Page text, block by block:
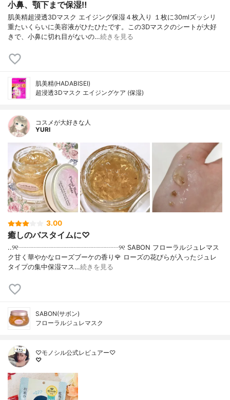
小鼻、顎下まで保湿‼︎
肌美精超浸透3Dマスク エイジング保湿４枚入り １枚に30mlズッシリ
重たいくらいに美容液がひたひたです。この3Dマスクのシートが大好
きで、小鼻に切れ目がないの…続きを見る
肌美精(HADABISEI)
超浸透3Dマスク エイジングケア (保湿)
コスメが大好きな人
YURI
3.00
癒しのバスタイムに♡
..୨୧┈┈┈┈┈┈┈┈┈┈┈┈┈┈┈୨୧ SABON フローラルジュレマス
ク甘く華やかなローズブーケの香り🌹 ローズの花びらが入ったジュレ
タイプの集中保湿マス…続きを見る
SABON(サボン)
フローラルジュレマスク
♡モノシル公式レビュアー♡
♡